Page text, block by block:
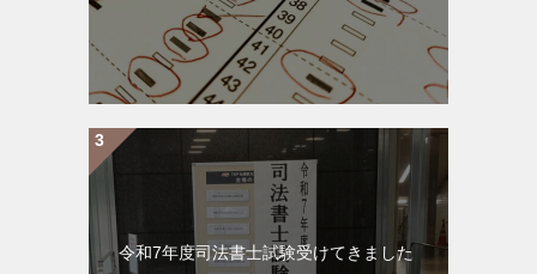
令和7年度司法書士試験受けてきました